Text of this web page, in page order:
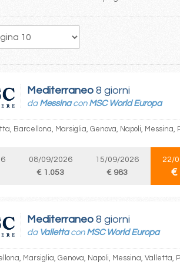
191 193
Mediterraneo 8 giorni
da Messinacon MSC World Europa
Barcellona, Marsiglia, Genova, Napoli, Messina,
08/09/2026
€ 1.053
15/09/2026
€ 983
22/
€
Mediterraneo 8 giorni
da Vallettacon MSC World Europa
Marsiglia, Genova, Napoli, Messina, Valletta,